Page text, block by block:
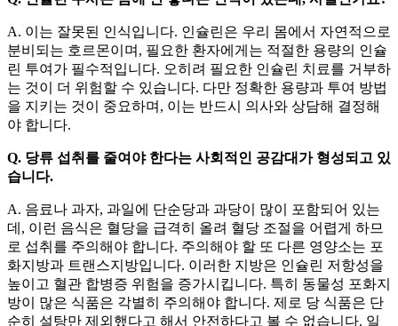
A. 이는 잘못된 인식입니다. 인슐린은 우리 몸에서 자연적으로
분비되는 호르몬이며, 필요한 환자에게는 적절한 용량의 인슐
린 투여가 필수적입니다. 오히려 필요한 인슐린 치료를 거부하
는 것이 더 위험할 수 있습니다. 다만 정확한 용량과 투여 방법
을 지키는 것이 중요하며, 이는 반드시 의사와 상담해 결정해
야 합니다.
Q. 당류 섭취를 줄여야 한다는 사회적인 공감대가 형성되고 있
습니다.
A. 음료나 과자, 과일에 단순당과 과당이 많이 포함되어 있는
데, 이런 음식은 혈당을 급격히 올려 혈당 조절을 어렵게 하므
로 섭취를 주의해야 합니다. 주의해야 할 또 다른 영양소는 포
화지방과 트랜스지방입니다. 이러한 지방은 인슐린 저항성을
높이고 혈관 합병증 위험을 증가시킵니다. 특히 동물성 포화지
방이 많은 식품은 각별히 주의해야 합니다. 제로 당 식품은 단
순히 설탕만 제외했다고 해서 안전하다고 볼 수 없습니다. 일